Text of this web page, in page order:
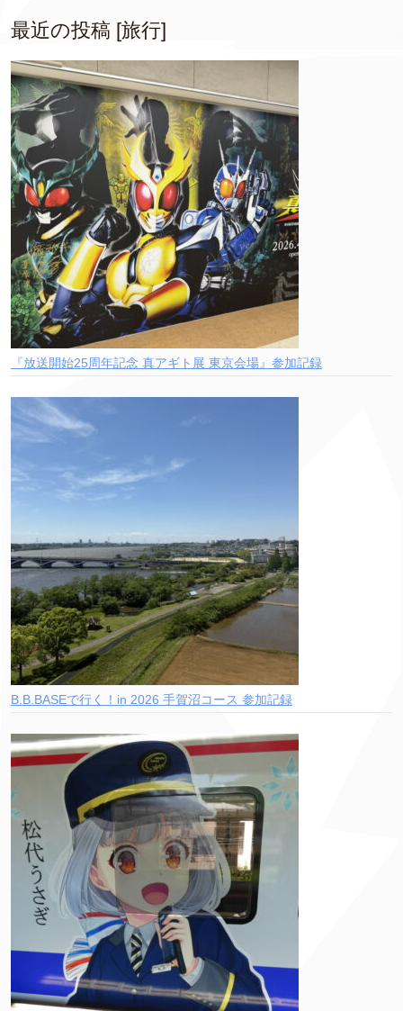
最近の投稿 [旅行]
『放送開始25周年記念 真アギト展 東京会場』参加記録
B.B.BASEで行く！in 2026 手賀沼コース 参加記録